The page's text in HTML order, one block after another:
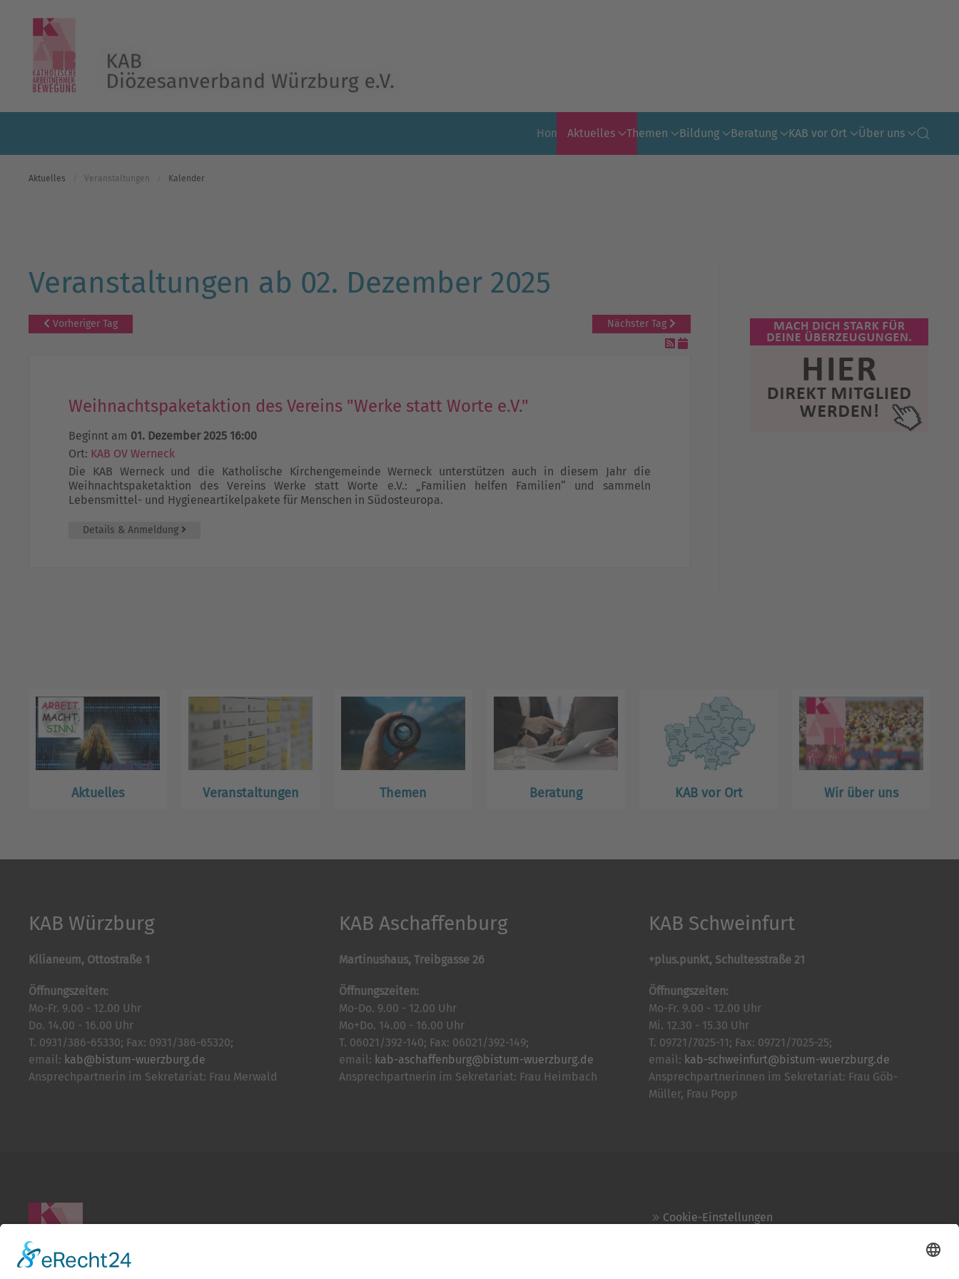
Skip to main content
Home Aktuelles Themen Bildung Beratung KAB vor Ort Über uns
Aktuelles Veranstaltungen Kalender
Veranstaltungen ab 02. Dezember 2025
Vorheriger Tag Nächster Tag
Weihnachtspaketaktion des Vereins "Werke statt Worte e.V."
Beginnt am 01. Dezember 2025 16:00
Ort: KAB OV Werneck
Die KAB Werneck und die Katholische Kirchengemeinde Werneck unterstützen auch in diesem Jahr die
Weihnachtspaketaktion des Vereins Werke statt Worte e.V.: „Familien helfen Familien“ und sammeln
Lebensmittel- und Hygieneartikelpakete für Menschen in Südosteuropa.
Details & Anmeldung
Aktuelles Veranstaltungen Themen Beratung KAB vor Ort Wir über uns
KAB Würzburg
Kilianeum, Ottostraße 1
Öffnungszeiten:
Mo-Fr. 9.00 - 12.00 Uhr
Do. 14.00 - 16.00 Uhr
T. 0931/386-65330; Fax: 0931/386-65320;
email: kab@bistum-wuerzburg.de
Ansprechpartnerin im Sekretariat: Frau Merwald
KAB Aschaffenburg
Martinushaus, Treibgasse 26
Öffnungszeiten:
Mo-Do. 9.00 - 12.00 Uhr
Mo+Do. 14.00 - 16.00 Uhr
T. 06021/392-140; Fax: 06021/392-149;
email: kab-aschaffenburg@bistum-wuerzburg.de
Ansprechpartnerin im Sekretariat: Frau Heimbach
KAB Schweinfurt
+plus.punkt, Schultesstraße 21
Öffnungszeiten:
Mo-Fr. 9.00 - 12.00 Uhr
Mi. 12.30 - 15.30 Uhr
T. 09721/7025-11; Fax: 09721/7025-25;
email: kab-schweinfurt@bistum-wuerzburg.de
Ansprechpartnerinnen im Sekretariat: Frau Göb-
Müller, Frau Popp
Cookie-Einstellungen